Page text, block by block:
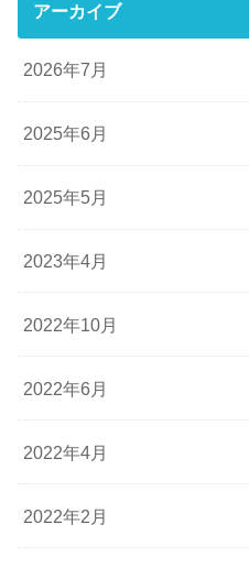
アーカイブ
2026年7月
2025年6月
2025年5月
2023年4月
2022年10月
2022年6月
2022年4月
2022年2月